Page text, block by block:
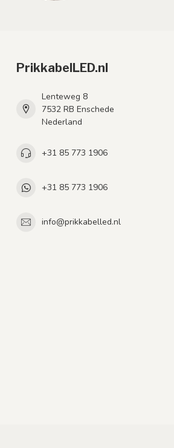
PrikkabelLED.nl
Lenteweg 8
7532 RB Enschede
Nederland
+31 85 773 1906
+31 85 773 1906
info@prikkabelled.nl